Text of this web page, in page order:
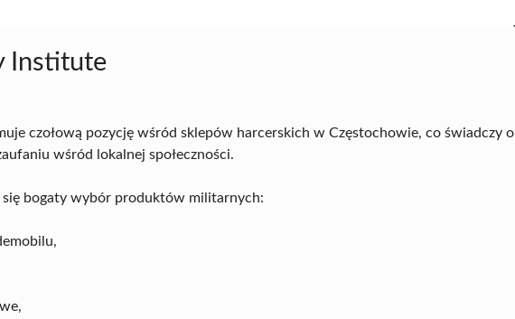
Institute
czołową pozycję wśród sklepów harcerskich w Częstochowie, co świadczy o
wśród lokalnej społeczności.
bogaty wybór produktów militarnych: